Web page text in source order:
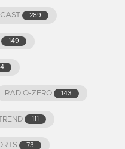
289
149
RADIO-ZERO 143
111
73